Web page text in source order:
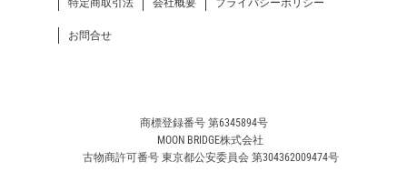
特定商取引法 会社概要 プライバシーポリシー
お問合せ
商標登録番号 第6345894号
MOON BRIDGE株式会社
古物商許可番号 東京都公安委員会 第304362009474号